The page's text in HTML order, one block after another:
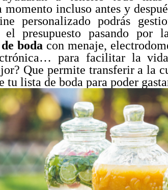
momento incluso antes y
personalizado podrás
el presupuesto pasando por
boda con menaje,
para facilitar la
Que permite transferir a la
tu lista de boda para poder